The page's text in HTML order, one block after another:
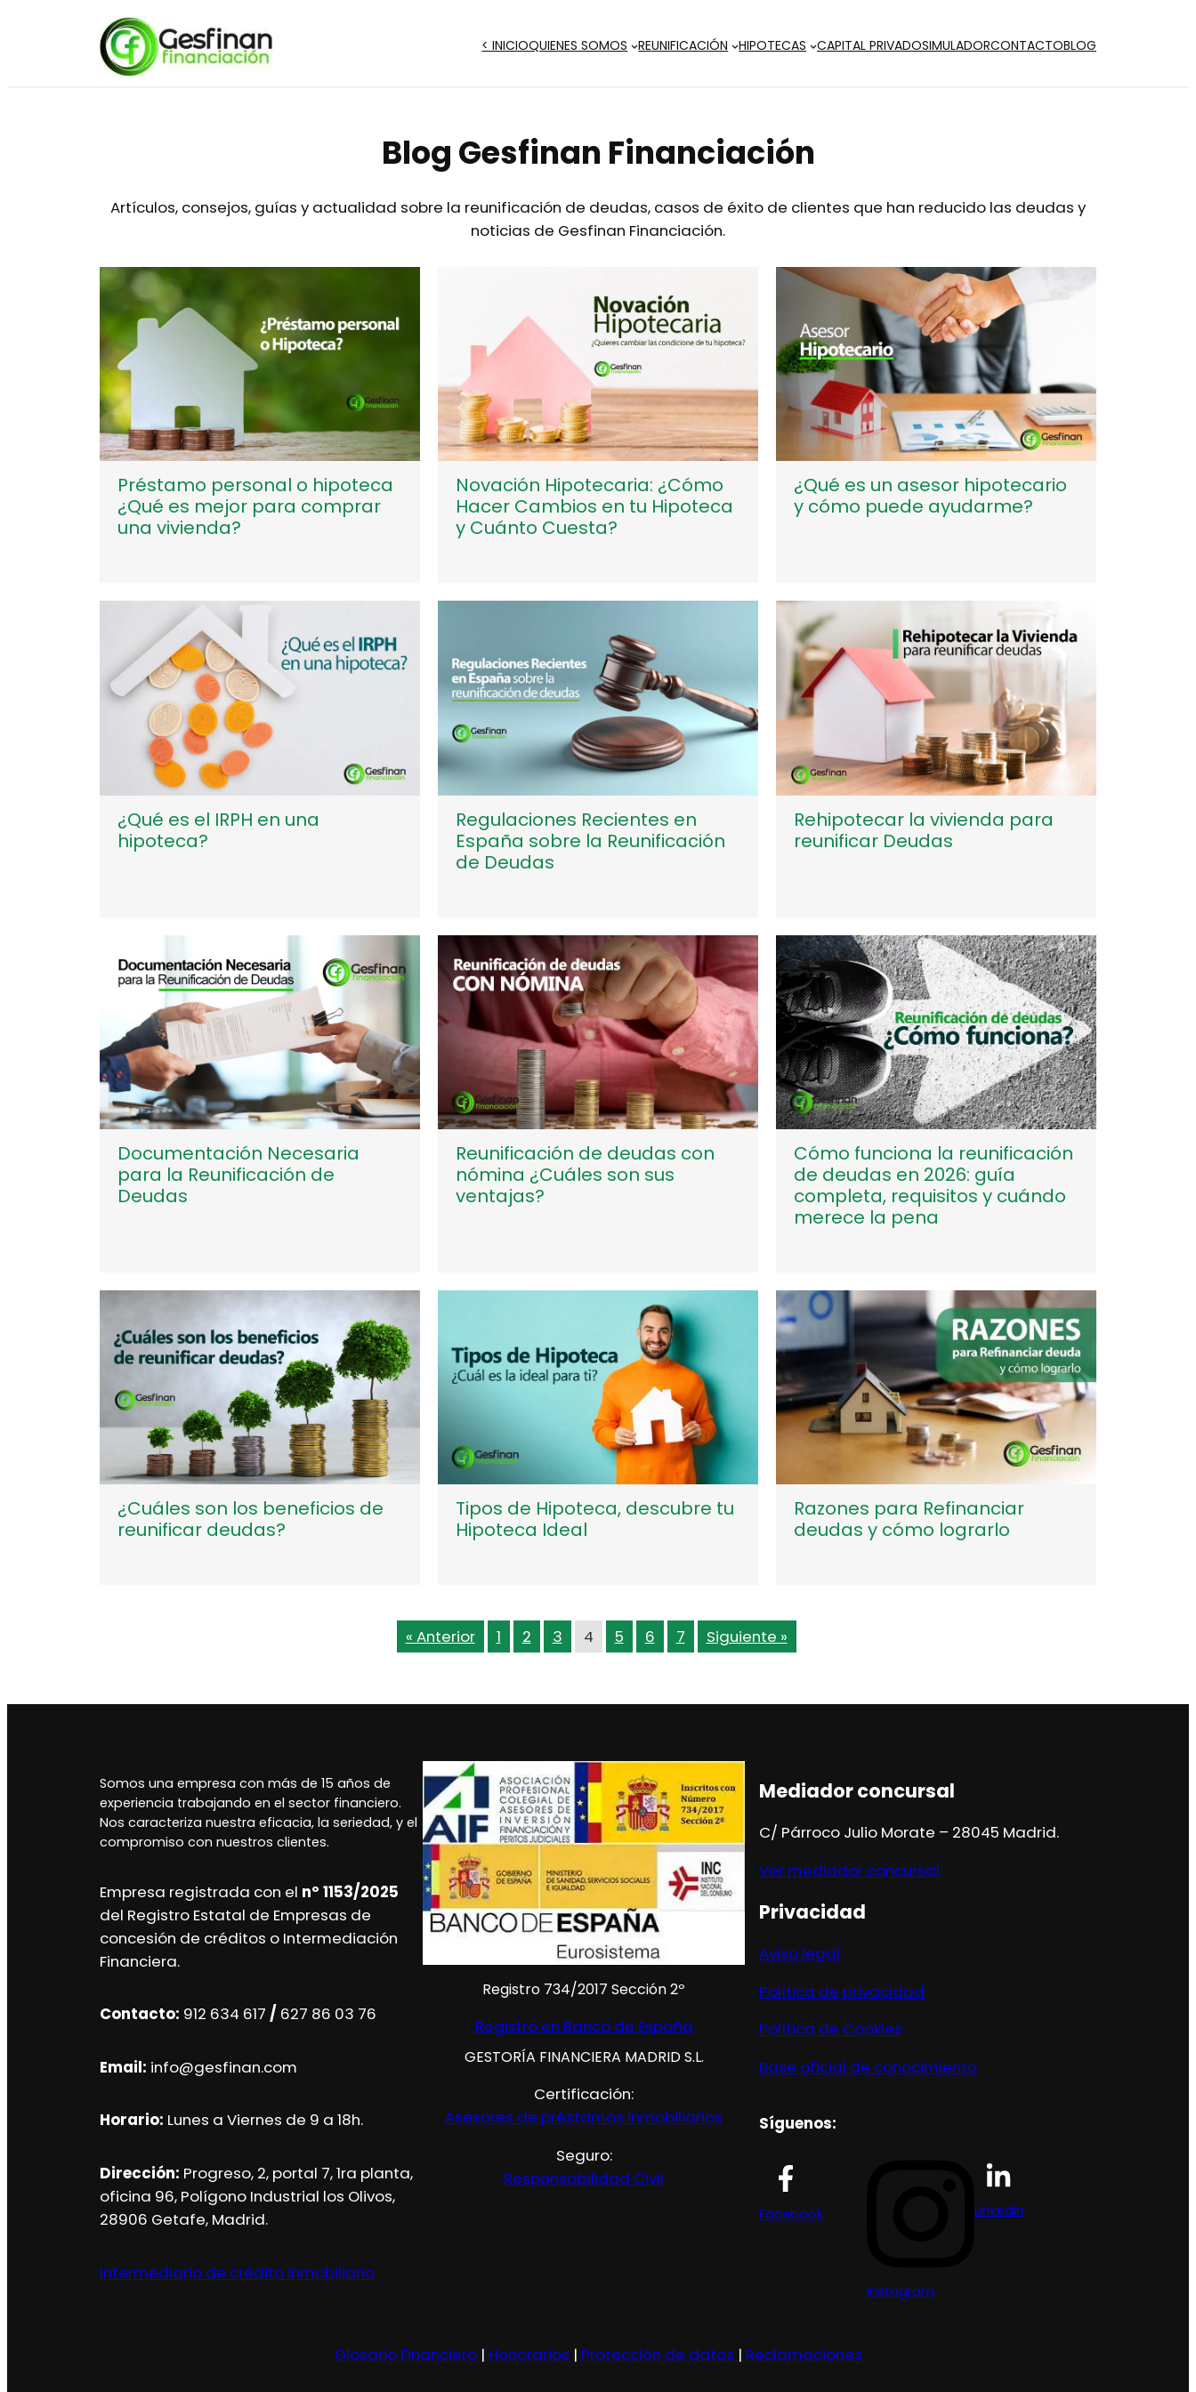
< INICIOQUIENES SOMOS REUNIFICACIÓN HIPOTECAS CAPITAL PRIVADOSIMULADORCONTACTOBLOG
Blog Gesfinan Financiación
Artículos, consejos, guías y actualidad sobre la reunificación de deudas, casos de éxito de clientes que han reducido las deudas y
noticias de Gesfinan Financiación.
Préstamo personal o hipoteca
¿Qué es mejor para comprar
una vivienda?
Novación Hipotecaria: ¿Cómo
Hacer Cambios en tu Hipoteca
y Cuánto Cuesta?
¿Qué es un asesor hipotecario
y cómo puede ayudarme?
¿Qué es el IRPH en una
hipoteca?
Regulaciones Recientes en
España sobre la Reunificación
de Deudas
Rehipotecar la vivienda para
reunificar Deudas
Documentación Necesaria
para la Reunificación de
Deudas
Reunificación de deudas con
nómina ¿Cuáles son sus
ventajas?
Cómo funciona la reunificación
de deudas en 2026: guía
completa, requisitos y cuándo
merece la pena
¿Cuáles son los beneficios de
reunificar deudas?
Tipos de Hipoteca, descubre tu
Hipoteca Ideal
Razones para Refinanciar
deudas y cómo lograrlo
« Anterior 1 2 3 4 5 6 7 Siguiente »
Somos una empresa con más de 15 años de
experiencia trabajando en el sector financiero.
Nos caracteriza nuestra eficacia, la seriedad, y el
compromiso con nuestros clientes.
Empresa registrada con el nº 1153/2025
del Registro Estatal de Empresas de
concesión de créditos o Intermediación
Financiera.
Contacto: 912 634 617 / 627 86 03 76
Email: info@gesfinan.com
Horario: Lunes a Viernes de 9 a 18h.
Dirección: Progreso, 2, portal 7, 1ra planta,
oficina 96, Polígono Industrial los Olivos,
28906 Getafe, Madrid.
Intermediario de crédito inmobiliario
Registro 734/2017 Sección 2º
Registro en Banco de España
GESTORÍA FINANCIERA MADRID S.L.
Certificación:
Asesores de préstamos inmobiliarios
Seguro:
Responsabilidad Civil
Mediador concursal
C/ Párroco Julio Morate – 28045 Madrid.
Ver mediador concursal
Privacidad
Aviso legal
Política de privacidad
Política de Cookies
Base oficial de conocimiento
Síguenos:
Facebook
Instagram
Linkedin
Glosario Financiero| Honorarios | Protección de datos | Reclamaciones